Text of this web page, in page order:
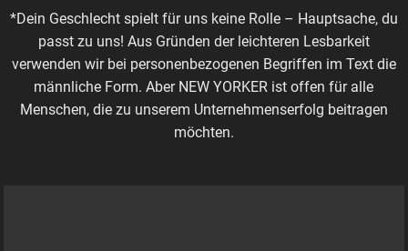
*Dein Geschlecht spielt für uns keine Rolle – Hauptsache, du
passt zu uns! Aus Gründen der leichteren Lesbarkeit
verwenden wir bei personenbezogenen Begriffen im Text die
männliche Form. Aber NEW YORKER ist offen für alle
Menschen, die zu unserem Unternehmenserfolg beitragen
möchten.